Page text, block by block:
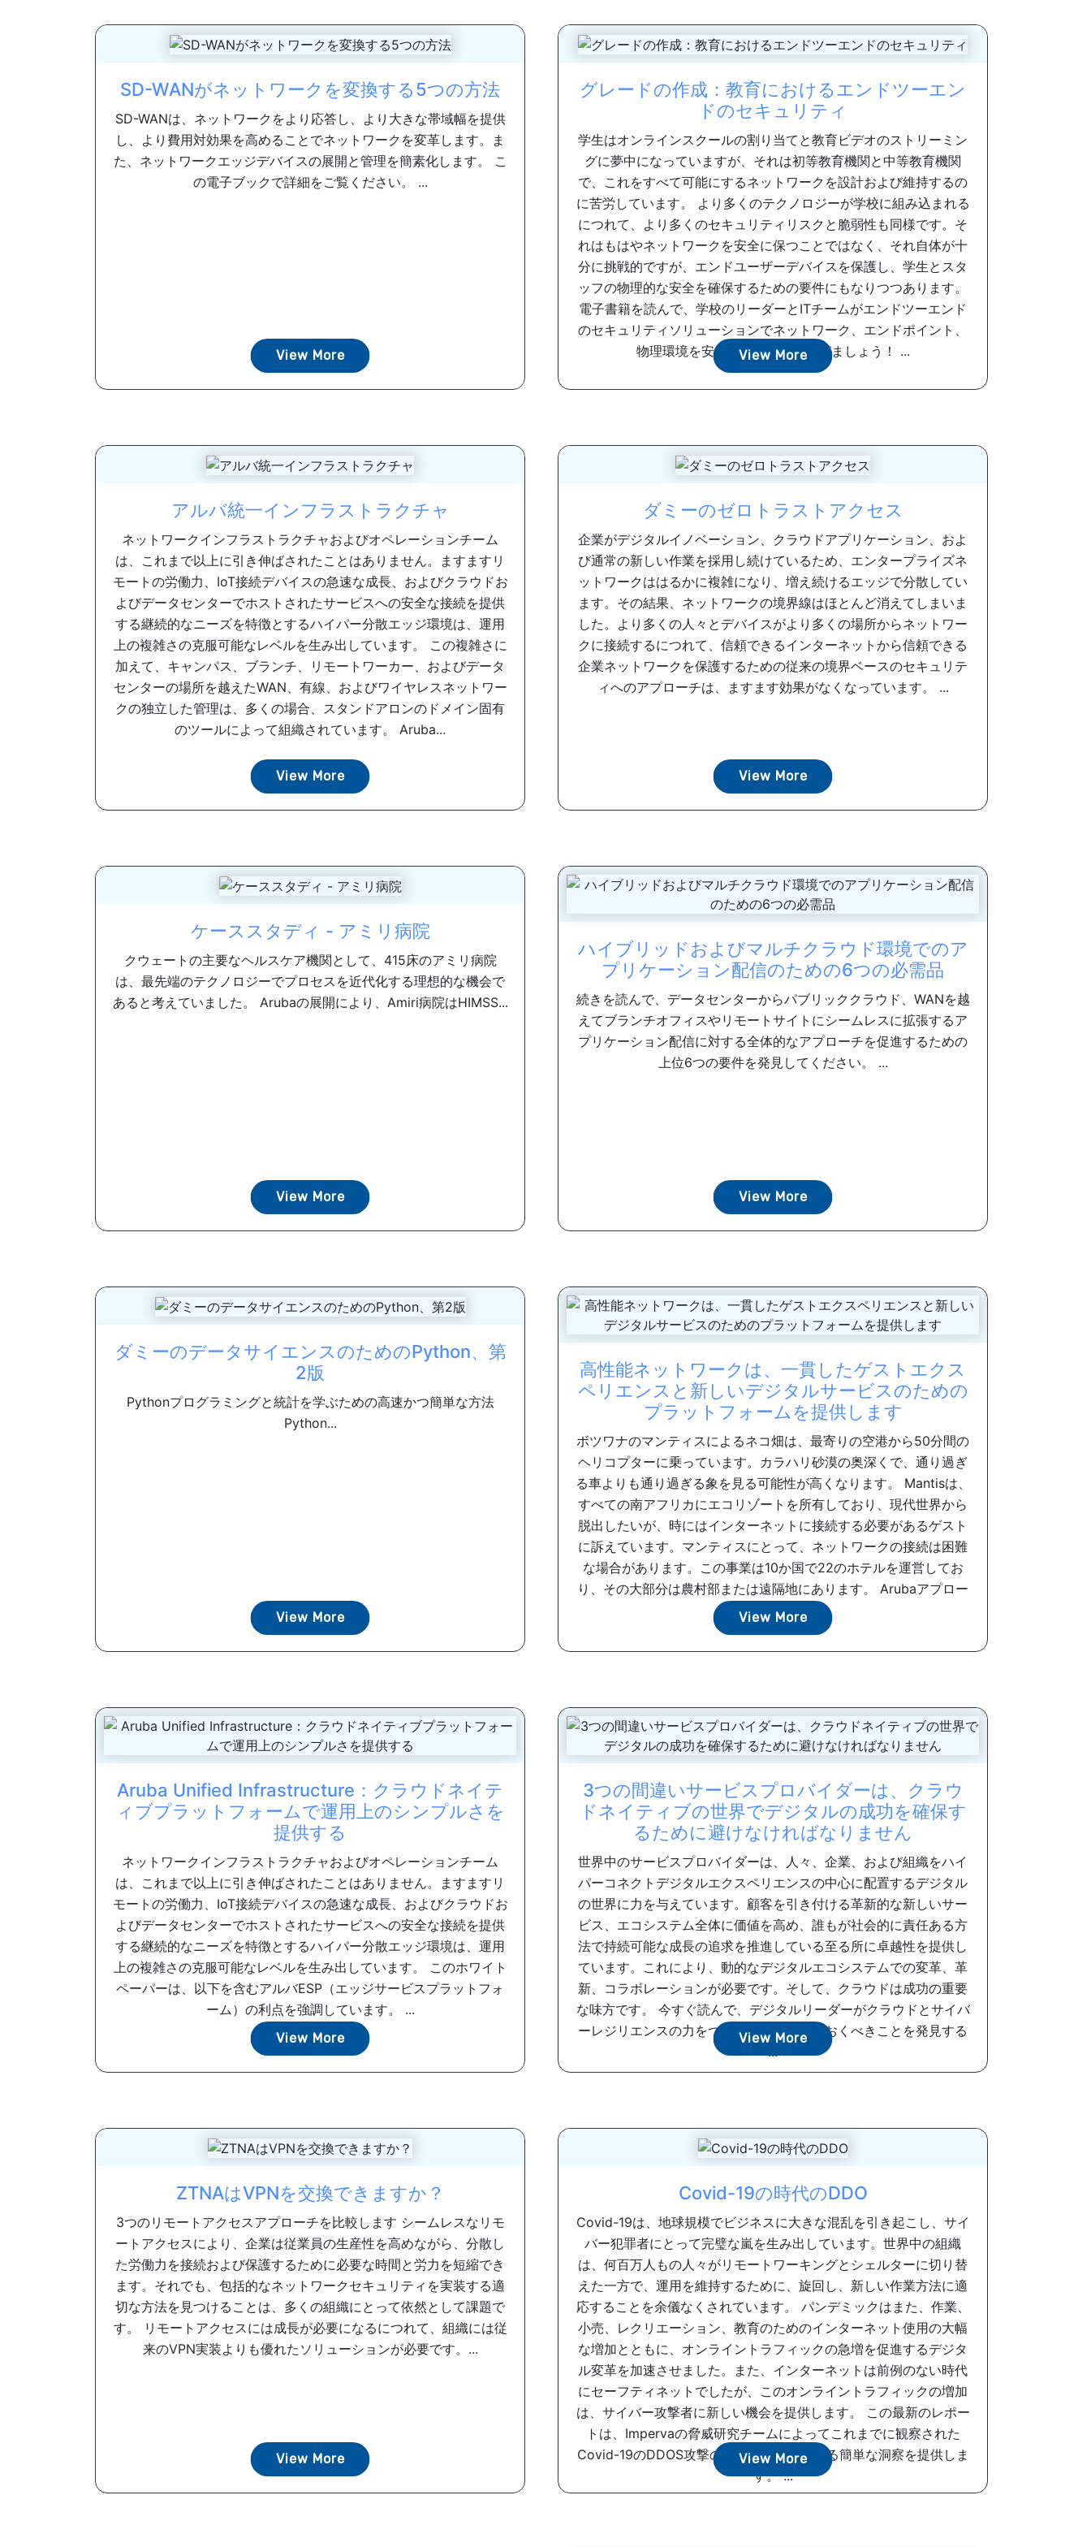
SD-WANがネットワークを変換する5つの方法
SD-WANは、ネットワークをより応答し、より大きな帯域幅を提供
し、より費用対効果を高めることでネットワークを変革します。ま
た、ネットワークエッジデバイスの展開と管理を簡素化します。 こ
の電子ブックで詳細をご覧ください。 ...
View More
グレードの作成：教育におけるエンドツーエン
ドのセキュリティ
学生はオンラインスクールの割り当てと教育ビデオのストリーミン
グに夢中になっていますが、それは初等教育機関と中等教育機関
で、これをすべて可能にするネットワークを設計および維持するの
に苦労しています。 より多くのテクノロジーが学校に組み込まれる
につれて、より多くのセキュリティリスクと脆弱性も同様です。そ
れはもはやネットワークを安全に保つことではなく、それ自体が十
分に挑戦的ですが、エンドユーザーデバイスを保護し、学生とスタ
ッフの物理的な安全を確保するための要件にもなりつつあります。
電子書籍を読んで、学校のリーダーとITチームがエンドツーエンド
のセキュリティソリューションでネットワーク、エンドポイント、
物理環境を安全に保つ方法を学びましょう！ ...
View More
アルバ統一インフラストラクチャ
ネットワークインフラストラクチャおよびオペレーションチーム
は、これまで以上に引き伸ばされたことはありません。ますますリ
モートの労働力、IoT接続デバイスの急速な成長、およびクラウドお
よびデータセンターでホストされたサービスへの安全な接続を提供
する継続的なニーズを特徴とするハイパー分散エッジ環境は、運用
上の複雑さの克服可能なレベルを生み出しています。 この複雑さに
加えて、キャンパス、ブランチ、リモートワーカー、およびデータ
センターの場所を越えたWAN、有線、およびワイヤレスネットワー
クの独立した管理は、多くの場合、スタンドアロンのドメイン固有
のツールによって組織されています。 Aruba...
View More
ダミーのゼロトラストアクセス
企業がデジタルイノベーション、クラウドアプリケーション、およ
び通常の新しい作業を採用し続けているため、エンタープライズネ
ットワークははるかに複雑になり、増え続けるエッジで分散してい
ます。その結果、ネットワークの境界線はほとんど消えてしまいま
した。より多くの人々とデバイスがより多くの場所からネットワー
クに接続するにつれて、信頼できるインターネットから信頼できる
企業ネットワークを保護するための従来の境界ベースのセキュリテ
ィへのアプローチは、ますます効果がなくなっています。 ...
View More
ケーススタディ - アミリ病院
クウェートの主要なヘルスケア機関として、415床のアミリ病院
は、最先端のテクノロジーでプロセスを近代化する理想的な機会で
あると考えていました。 Arubaの展開により、Amiri病院はHIMSS...
View More
ハイブリッドおよびマルチクラウド環境でのア
プリケーション配信のための6つの必需品
続きを読んで、データセンターからパブリッククラウド、WANを越
えてブランチオフィスやリモートサイトにシームレスに拡張するア
プリケーション配信に対する全体的なアプローチを促進するための
上位6つの要件を発見してください。 ...
View More
ダミーのデータサイエンスのためのPython、第
2版
Pythonプログラミングと統計を学ぶための高速かつ簡単な方法
Python...
View More
高性能ネットワークは、一貫したゲストエクス
ペリエンスと新しいデジタルサービスのための
プラットフォームを提供します
ボツワナのマンティスによるネコ畑は、最寄りの空港から50分間の
ヘリコプターに乗っています。カラハリ砂漠の奥深くで、通り過ぎ
る車よりも通り過ぎる象を見る可能性が高くなります。 Mantisは、
すべての南アフリカにエコリゾートを所有しており、現代世界から
脱出したいが、時にはインターネットに接続する必要があるゲスト
に訴えています。マンティスにとって、ネットワークの接続は困難
な場合があります。この事業は10か国で22のホテルを運営してお
り、その大部分は農村部または遠隔地にあります。 Arubaアプロー
チは、Aruba...
View More
Aruba Unified Infrastructure：クラウドネイテ
ィブプラットフォームで運用上のシンプルさを
提供する
ネットワークインフラストラクチャおよびオペレーションチーム
は、これまで以上に引き伸ばされたことはありません。ますますリ
モートの労働力、IoT接続デバイスの急速な成長、およびクラウドお
よびデータセンターでホストされたサービスへの安全な接続を提供
する継続的なニーズを特徴とするハイパー分散エッジ環境は、運用
上の複雑さの克服可能なレベルを生み出しています。 このホワイト
ペーパーは、以下を含むアルバESP（エッジサービスプラットフォ
ーム）の利点を強調しています。 ...
View More
3つの間違いサービスプロバイダーは、クラウ
ドネイティブの世界でデジタルの成功を確保す
るために避けなければなりません
世界中のサービスプロバイダーは、人々、企業、および組織をハイ
パーコネクトデジタルエクスペリエンスの中心に配置するデジタル
の世界に力を与えています。顧客を引き付ける革新的な新しいサー
ビス、エコシステム全体に価値を高め、誰もが社会的に責任ある方
法で持続可能な成長の追求を推進している至る所に卓越性を提供し
ています。これにより、動的なデジタルエコシステムでの変革、革
新、コラボレーションが必要です。そして、クラウドは成功の重要
な味方です。 今すぐ読んで、デジタルリーダーがクラウドとサイバ
ーレジリエンスの力をつかむために知っておくべきことを発見する
...
View More
ZTNAはVPNを交換できますか？
3つのリモートアクセスアプローチを比較します シームレスなリモ
ートアクセスにより、企業は従業員の生産性を高めながら、分散し
た労働力を接続および保護するために必要な時間と労力を短縮でき
ます。それでも、包括的なネットワークセキュリティを実装する適
切な方法を見つけることは、多くの組織にとって依然として課題で
す。 リモートアクセスには成長が必要になるにつれて、組織には従
来のVPN実装よりも優れたソリューションが必要です。...
View More
Covid-19の時代のDDO
Covid-19は、地球規模でビジネスに大きな混乱を引き起こし、サイ
バー犯罪者にとって完璧な嵐を生み出しています。世界中の組織
は、何百万人もの人々がリモートワーキングとシェルターに切り替
えた一方で、運用を維持するために、旋回し、新しい作業方法に適
応することを余儀なくされています。 パンデミックはまた、作業、
小売、レクリエーション、教育のためのインターネット使用の大幅
な増加とともに、オンライントラフィックの急増を促進するデジタ
ル変革を加速させました。また、インターネットは前例のない時代
にセーフティネットでしたが、このオンライントラフィックの増加
は、サイバー攻撃者に新しい機会を提供します。 この最新のレポー
トは、Impervaの脅威研究チームによってこれまでに観察された
Covid-19のDDOS攻撃の傾向と変化に関する簡単な洞察を提供しま
す。 ...
View More